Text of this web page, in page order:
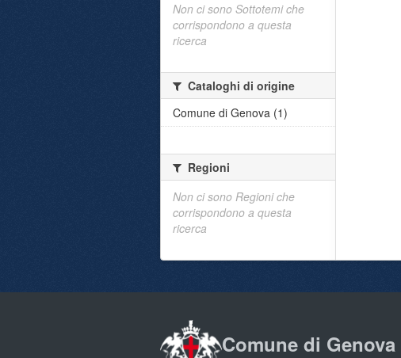
Non ci sono Sottotemi che
corrispondono a questa
ricerca
Cataloghi di origine
Comune di Genova (1)
Regioni
Non ci sono Regioni che
corrispondono a questa
ricerca
Comune di Genova